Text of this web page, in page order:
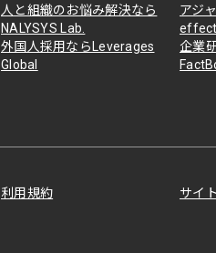
人と組織のお悩み解決なら
NALYSYS Lab.
アジ
外国人採用ならLeverages
Global
企業
利用規約 サイ